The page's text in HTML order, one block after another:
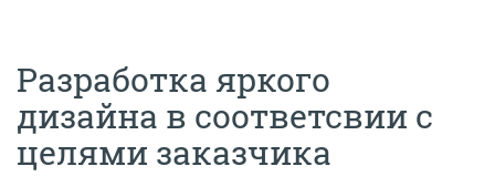
Разработка яркого
дизайна в соответсвии с
целями заказчика